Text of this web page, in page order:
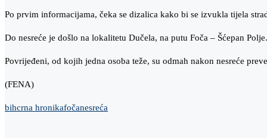
Po prvim informacijama, čeka se dizalica kako bi se izvukla tijela
Do nesreće je došlo na lokalitetu Dučela, na putu Foča – Šćepan Polje.
Povrijeđeni, od kojih jedna osoba teže, su odmah nakon nesreće
(FENA)
bihcrna hronikafočanesreća